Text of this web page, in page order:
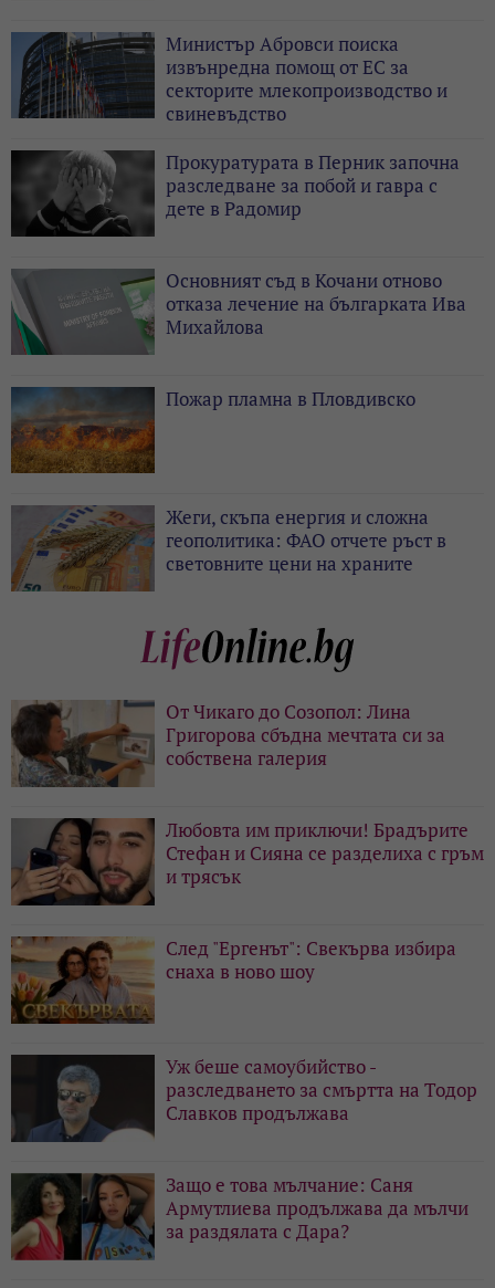
Министър Абровси поиска
извънредна помощ от ЕС за
секторите млекопроизводство и
свиневъдство
Прокуратурата в Перник започна
разследване за побой и гавра с
дете в Радомир
Основният съд в Кочани отново
отказа лечение на българката Ива
Михайлова
Пожар пламна в Пловдивско
Жеги, скъпа енергия и сложна
геополитика: ФАО отчете ръст в
световните цени на храните
От Чикаго до Созопол: Лина
Григорова сбъдна мечтата си за
собствена галерия
Любовта им приключи! Брадърите
Стефан и Сияна се разделиха с гръм
и трясък
След "Ергенът": Свекърва избира
снаха в ново шоу
Уж беше самоубийство -
разследването за смъртта на Тодор
Славков продължава
Защо е това мълчание: Саня
Армутлиева продължава да мълчи
за раздялата с Дара?